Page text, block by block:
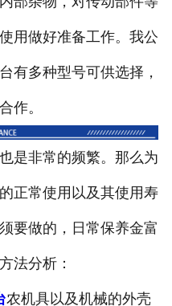
用做好准备工作。我公
有多种型号可供选择，
作。
非常的频繁。那么为
正常使用以及其使用寿
要做的，日常保养金富
法分析：
农机具以及机械的外壳